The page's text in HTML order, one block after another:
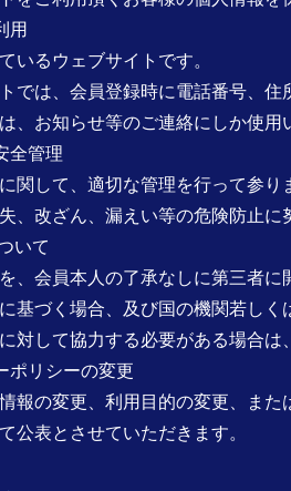
用
いるウェブサイトです。
では、会員登録時に電話番号、住
、お知らせ等のご連絡にしか使用
全管理
関して、適切な管理を行って参り
、改ざん、漏えい等の危険防止に
いて
、会員本人の了承なしに第三者に
基づく場合、及び国の機関若し
対して協力する必要がある場合は
ポリシーの変更
報の変更、利用目的の変更、ま
公表とさせていただきます。